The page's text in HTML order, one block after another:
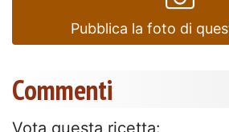
Pubblica la foto di
Commenti
Vota questa ricetta: